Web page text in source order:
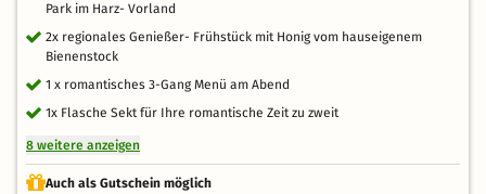
Park im Harz- Vorland
2x regionales Genießer- Frühstück mit Honig vom hauseigenem
Bienenstock
1 x romantisches 3-Gang Menü am Abend
1x Flasche Sekt für Ihre romantische Zeit zu zweit
8 weitere anzeigen
Auch als Gutschein möglich